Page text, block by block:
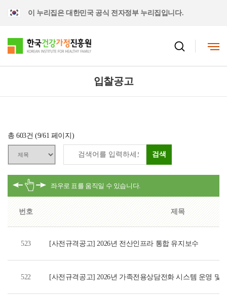
이 누리집은 대한민국 공식 전자정부 누리집입니다.
입찰공고
총603건 (9/61 페이지)
검색
번호 제목
523 [사전규격공고] 2026년 전산인프라 통합 유지보수
522 [사전규격공고] 2026년 가족전용상담전화 시스템 운영 및